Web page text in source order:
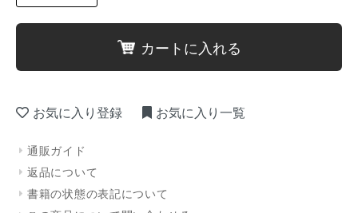
カートに入れる
お気に入り登録 お気に入り一覧
通販ガイド
返品について
書籍の状態の表記について